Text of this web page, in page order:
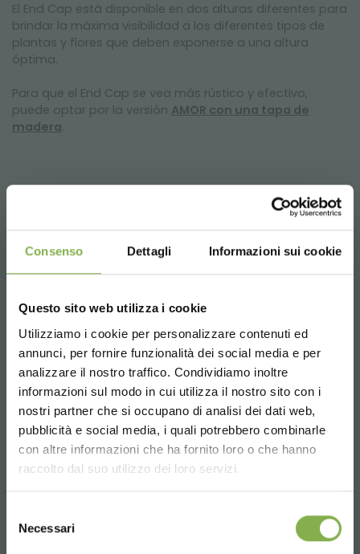
Consenso Dettagli Informazioni sui cookie
Questo sito web utilizza i cookie
Utilizziamo i cookie per personalizzare contenuti ed
annunci, per fornire funzionalità dei social media e per
analizzare il nostro traffico. Condividiamo inoltre
informazioni sul modo in cui utilizza il nostro sito con i
nostri partner che si occupano di analisi dei dati web,
pubblicità e social media, i quali potrebbero combinarle
con altre informazioni che ha fornito loro o che hanno
raccolto dal suo utilizzo dei loro servizi.
delNecessari
El End Cap está disponible en dos alturas diferentes para
brindar la máxima visibilidad a los diferentes tipos de
plantas y flores que deben exponerse a una altura
óptima.
Para que el End Cap se vea más rústico y efectivo,
puede optar por la versión AMOR con una tapa de
madera.
Cómo elegir la altura adecuada para la
Cabecera
La altura correcta de la Cabecera depende del tipo de
planta que pretenda exhibir dentro de la Cabecera.
Plantas altas:para exponer plantas altas como Kentia,
Dracaena Lemon Lime o Strelitzia Nicolai, la Cabecera de
350 mm de alto es ideal.
Plantas bajas:
para exponer plantas bajas como
Poinsettias o Violetas africanas, la Cabecera de 550 mm
de alto es ideal.
Choose the country you are in and your
language for a better browsing experience
¡ENTRA EN NUESTRO
MUNDO!
Un pequeño detalle para ti...
5 % de descuentoen tu primer pedido *
2 % de descuento siempreen todas tus
compras futuras *
15.000 €
DESCARGAR
FICHA TÉCNICA
para descargar la ficha